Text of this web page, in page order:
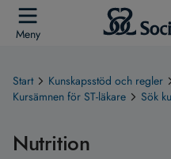
Meny
Start Kunskapsstöd och regler
Kursämnen för ST-läkare
Sök
Nutrition